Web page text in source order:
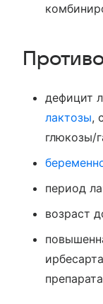
дефицит
лактозы,
глюкозы/
период
возраст